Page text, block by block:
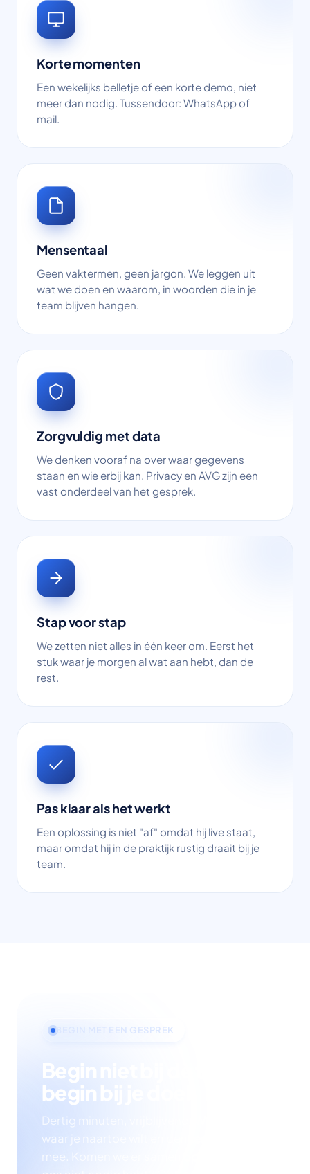
Korte momenten
Een wekelijks belletje of een korte demo, niet
meer dan nodig. Tussendoor: WhatsApp of
mail.
Mensentaal
Geen vaktermen, geen jargon. We leggen uit
wat we doen en waarom, in woorden die in je
team blijven hangen.
Zorgvuldig met data
We denken vooraf na over waar gegevens
staan en wie erbij kan. Privacy en AVG zijn een
vast onderdeel van het gesprek.
Stap voor stap
We zetten niet alles in één keer om. Eerst het
stuk waar je morgen al wat aan hebt, dan de
rest.
Pas klaar als het werkt
Een oplossing is niet "af" omdat hij live staat,
maar omdat hij in de praktijk rustig draait bij je
team.
BEGIN MET EEN GESPREK
Begin niet bij de tool —
begin bij je doel.
Dertig minuten, vrijblijvend. We luisteren
waar je naartoe wilt en denken hardop
mee. Komen we er samen op uit dat je